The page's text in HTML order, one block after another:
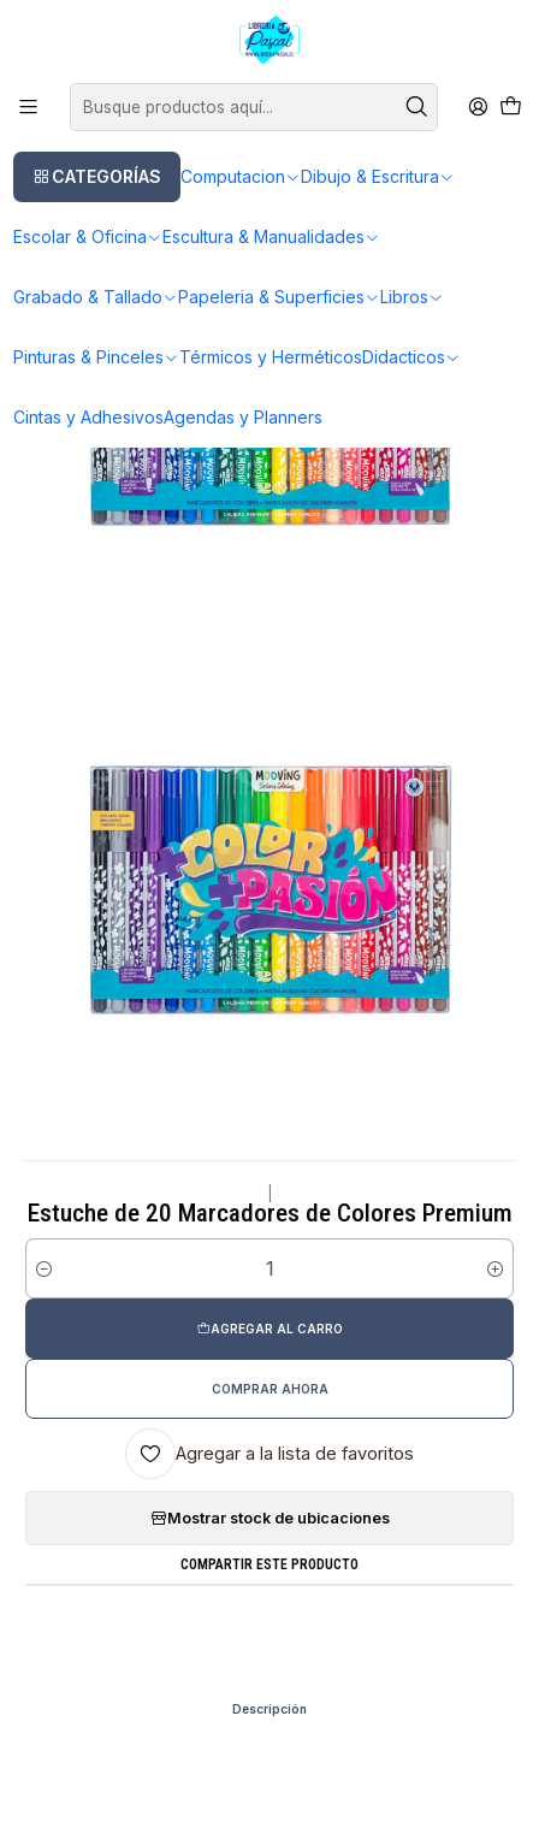
CATEGORÍAS Computacion Dibujo & Escritura
Escolar & Oficina Escultura & Manualidades
Grabado & Tallado Papeleria & Superficies Libros
Pinturas & Pinceles Térmicos y HerméticosDidacticos
Cintas y AdhesivosAgendas y Planners
Este es el texto del slide
Estuche de 20 Marcadores de Colores Premium
Estuche de 20 Marcadores de Colores Premium
Cantidad
AGREGAR AL CARRO
COMPRAR AHORA
Agregar a la lista de favoritos
Mostrar stock de ubicaciones
COMPARTIR ESTE PRODUCTO
Descripción